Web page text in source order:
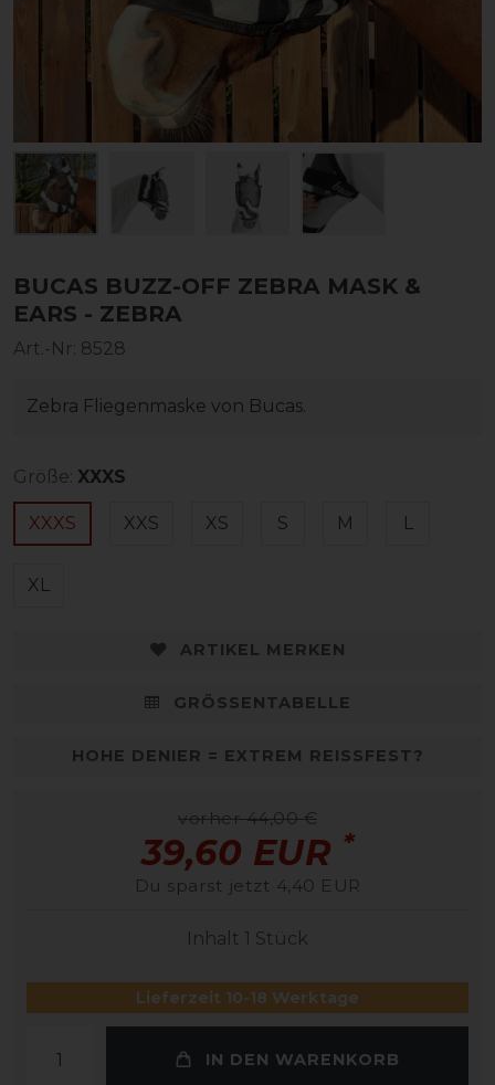
BUCAS BUZZ-OFF ZEBRA MASK &
EARS - ZEBRA
Art.-Nr: 8528
Zebra Fliegenmaske von Bucas.
Größe: XXXS
XXXS XXS XS S M L
XL
ARTIKEL MERKEN
GRÖSSENTABELLE
HOHE DENIER = EXTREM REISSFEST?
vorher 44,00 €
39,60 EUR *
Du sparst jetzt 4,40 EUR
Inhalt 1 Stück
Lieferzeit 10-18 Werktage
IN DEN WARENKORB